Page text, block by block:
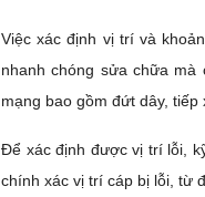
Việc xác định vị trí và
nhanh chóng sửa chữa
mạng bao gồm đứt dây, tiếp
Để xác định được vị trí lỗi,
chính xác vị trí cáp bị lỗi, từ